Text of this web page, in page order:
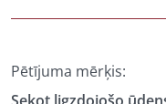
Pētījuma mērķis: